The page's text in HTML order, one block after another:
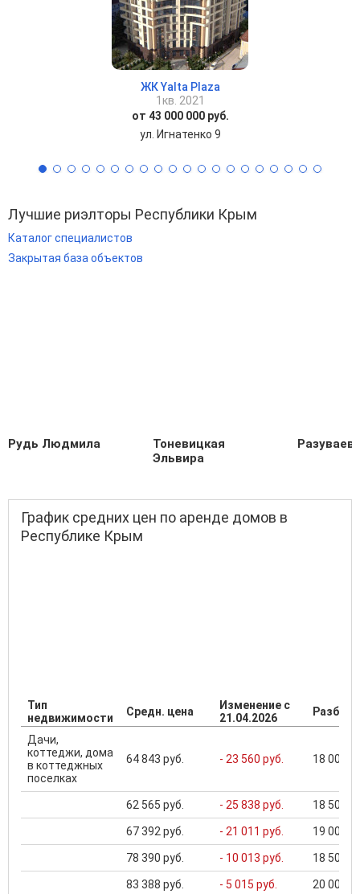
ЖК Yalta Plaza
1кв. 2021
от 43 000 000 руб.
ул. Игнатенко 9
Лучшие риэлторы Республики Крым
Каталог специалистов
Закрытая база объектов
Рудь Людмила
Тоневицкая
Эльвира
График средних цен по аренде домов в
Республике Крым
Тип
недвижимости
Средн. цена
Изменение с
21.04.2026
Дачи,
коттеджи, дома
в коттеджных
поселках
64 843 руб. - 23 560 руб. 18 000
62 565 руб. - 25 838 руб. 18 500
67 392 руб. - 21 011 руб. 19 000
78 390 руб. - 10 013 руб. 18 500
83 388 руб. - 5 015 руб. 20 000